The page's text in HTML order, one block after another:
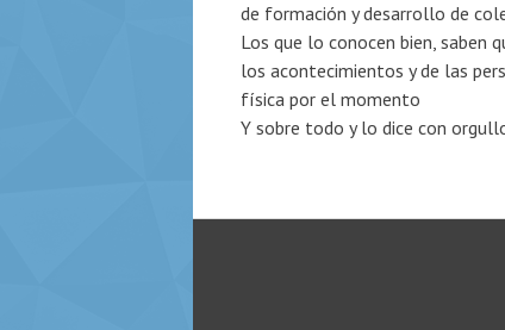
de formación y desarrollo de
Los que lo conocen bien, saben
los acontecimientos y de las
física por el momento
Y sobre todo y lo dice con